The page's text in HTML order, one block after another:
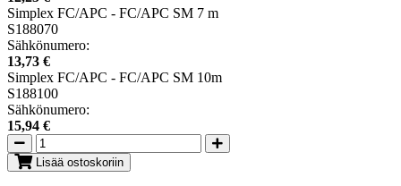
Simplex FC/APC - FC/APC SM 7 m
S188070
Sähkönumero:
13,73 €
Simplex FC/APC - FC/APC SM 10m
S188100
Sähkönumero:
15,94 €
Lisää ostoskoriin